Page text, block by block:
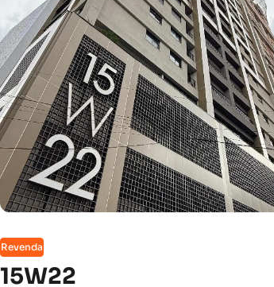
Revenda
15W22